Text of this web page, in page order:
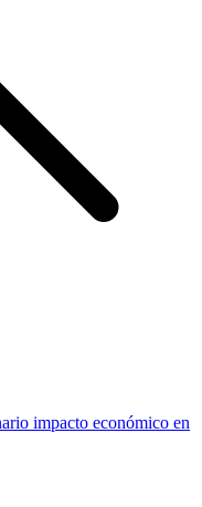
impacto económico en